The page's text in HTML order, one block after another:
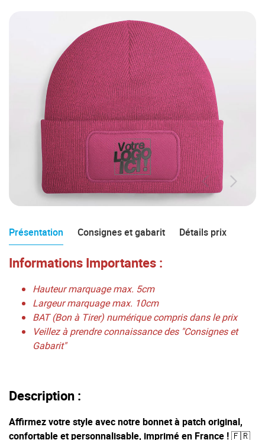
Présentation Consignes et gabarit Détails prix
Informations Importantes :
Hauteur marquage max. 5cm
Largeur marquage max. 10cm
BAT (Bon à Tirer) numérique compris dans le prix
Veillez à prendre connaissance des "Consignes et
Gabarit"
Description :
Affirmez votre style avec notre bonnet à patch original,
confortable et personnalisable, imprimé en France ! 🇫🇷